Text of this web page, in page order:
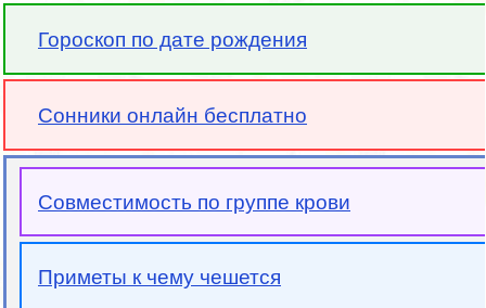
Гороскоп по дате рождения
Сонники онлайн бесплатно
Совместимость по группе крови
Приметы к чему чешется